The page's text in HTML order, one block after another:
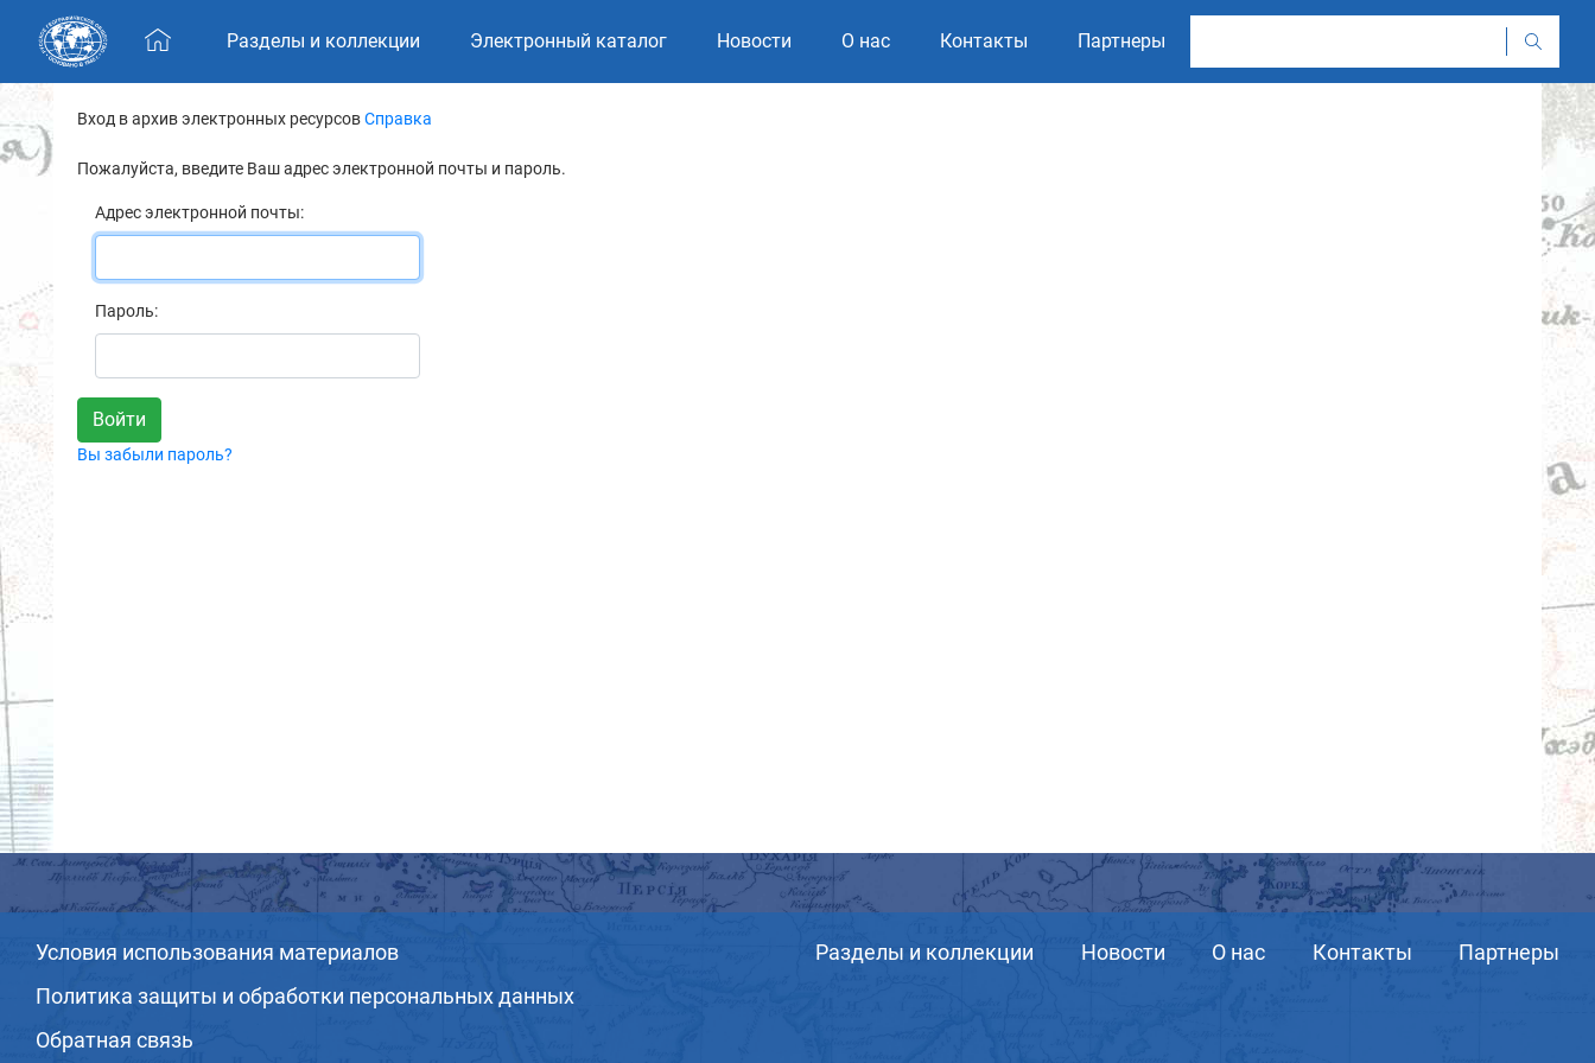
Skip navigation
Разделы и коллекции Электронный каталог Новости О нас Контакты Партнеры
Вход в архив электронных ресурсовСправка
Пожалуйста, введите Ваш адрес электронной почты и пароль.
Адрес электронной почты:
Пароль:
Вы забыли пароль?
Условия использования материалов
Политика защиты и обработки персональных данных
Обратная связь
Разделы и коллекции Новости О нас Контакты Партнеры